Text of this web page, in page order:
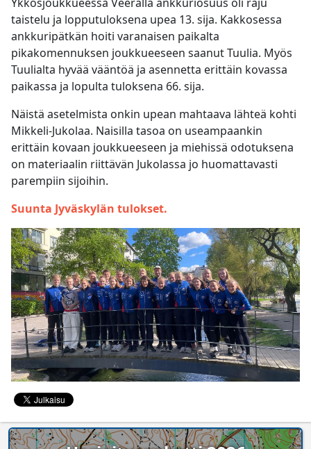
taistelu ja lopputuloksena upea 13. sija. Kakkosessa
ankkuripätkän hoiti varanaisen paikalta
pikakomennuksen joukkueeseen saanut Tuulia. Myös
Tuulialta hyvää vääntöä ja asennetta erittäin kovassa
paikassa ja lopulta tuloksena 66. sija.
Näistä asetelmista onkin upean mahtaava lähteä kohti
Mikkeli-Jukolaa. Naisilla tasoa on useampaankin
erittäin kovaan joukkueeseen ja miehissä odotuksena
on materiaalin riittävän Jukolassa jo huomattavasti
parempiin sijoihin.
Suunta Jyväskylän tulokset.